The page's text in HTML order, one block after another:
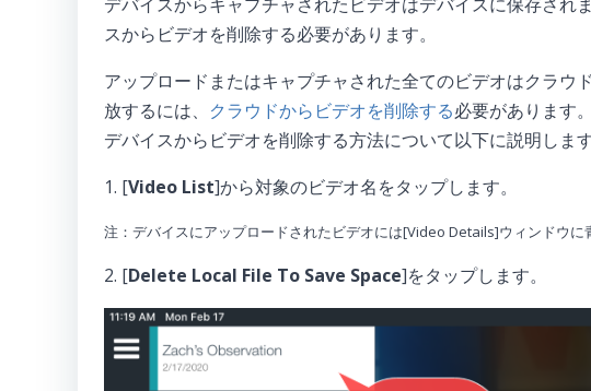
スからビデオを削除する必要があります。
アップロードまたはキャプチャされた全てのビデオはクラ
放するには、 クラウドからビデオを削除する必要があります。
デバイスからビデオを削除する方法について以下に説明します
1. [Video List]から対象のビデオ名をタップします。
注：デバイスにアップロードされたビデオには[Video Details]ウィンドウに
2. [Delete Local File To Save Space]をタップします。